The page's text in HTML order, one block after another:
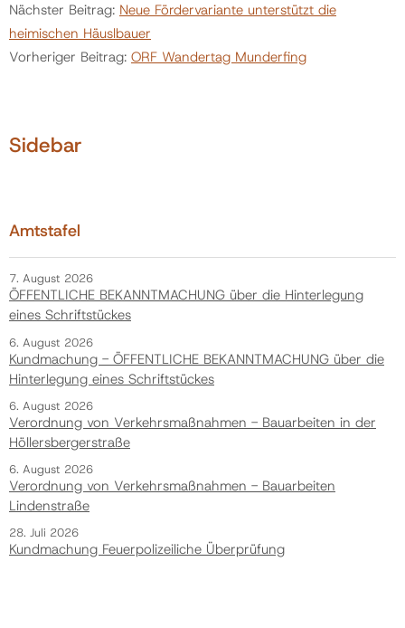
Nächster Beitrag: Neue Fördervariante unterstützt die
heimischen Häuslbauer
Vorheriger Beitrag: ORF Wandertag Munderfing
Sidebar
Amtstafel
7. August 2026
ÖFFENTLICHE BEKANNTMACHUNG über die Hinterlegung
eines Schriftstückes
6. August 2026
Kundmachung - ÖFFENTLICHE BEKANNTMACHUNG über die
Hinterlegung eines Schriftstückes
6. August 2026
Verordnung von Verkehrsmaßnahmen - Bauarbeiten in der
Höllersbergerstraße
6. August 2026
Verordnung von Verkehrsmaßnahmen - Bauarbeiten
Lindenstraße
28. Juli 2026
Kundmachung Feuerpolizeiliche Überprüfung